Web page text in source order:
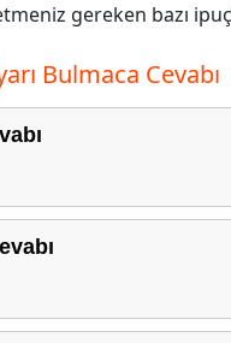
gereken bazı
Bulmaca Cevabı